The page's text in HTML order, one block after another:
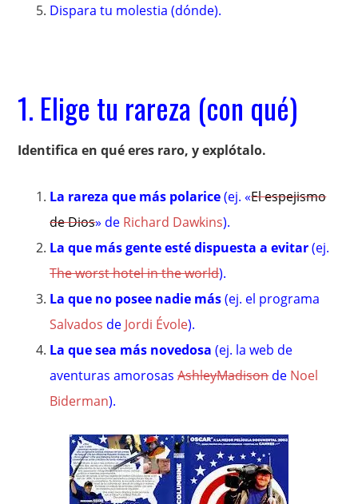
Dispara tu molestia (dónde).
1. Elige tu rareza (con qué)
Identifica en qué eres raro, y explótalo.
La rareza que más polarice(ej. «El espejismo
de Dios» de Richard Dawkins).
La que más gente esté dispuesta a evitar(ej.
The worst hotel in the world).
La que no posee nadie más(ej. el programa
Salvados de Jordi Évole).
La que sea más novedosa (ej. la web de
aventuras amorosasAshleyMadisonde Noel
Biderman).